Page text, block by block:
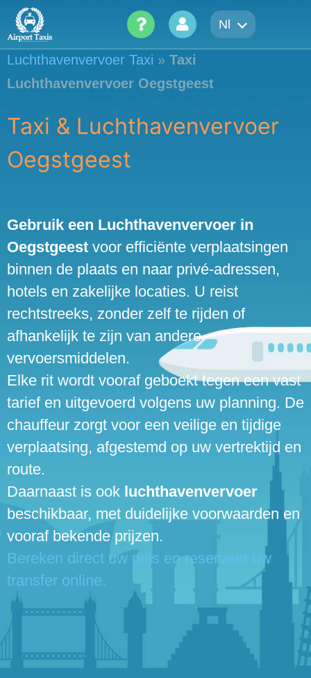
Skip
content
Nl
Luchthavenvervoer Taxi » Taxi
Luchthavenvervoer Oegstgeest
Taxi & Luchthavenvervoer
Oegstgeest
Gebruik een Luchthavenvervoer in
Oegstgeest voor efficiënte verplaatsingen
binnen de plaats en naar privé-adressen,
hotels en zakelijke locaties. U reist
rechtstreeks, zonder zelf te rijden of
afhankelijk te zijn van andere
vervoersmiddelen.
Elke rit wordt vooraf geboekt tegen een vast
tarief en uitgevoerd volgens uw planning. De
chauffeur zorgt voor een veilige en tijdige
verplaatsing, afgestemd op uw vertrektijd en
route.
Daarnaast is ook luchthavenvervoer
beschikbaar, met duidelijke voorwaarden en
vooraf bekende prijzen.
Bereken direct uw prijs en reserveer uw
transfer online.